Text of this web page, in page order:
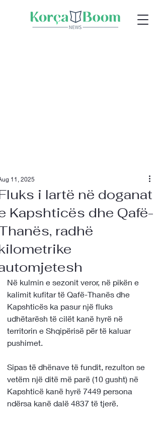
i lartë në doganat
Kapshticës dhe Qafë-
radhë
11, 2025
Në kulmin e sezonit veror, në pikën e
kalimit kufitar të Qafë-Thanës dhe
Kapshticës ka pasur një fluks
udhëtarësh të cilët kanë hyrë në
territorin e Shqipërisë për të kaluar
pushimet.
Sipas të dhënave të fundit, rezulton se
vetëm një ditë më parë (10 gusht) në
Kapshticë kanë hyrë 7449 persona
ndërsa kanë dalë 4837 të tjerë.